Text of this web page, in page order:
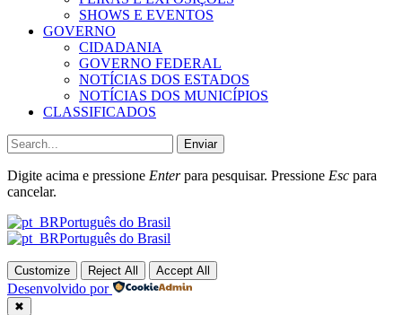
SHOWS E EVENTOS
GOVERNO
CIDADANIA
GOVERNO FEDERAL
NOTÍCIAS DOS ESTADOS
NOTÍCIAS DOS MUNICÍPIOS
CLASSIFICADOS
Enviar
Digite acima e pressione Enterpara pesquisar. Pressione Esc para
cancelar.
Português do Brasil
Português do Brasil
Customize Reject All Accept All
Desenvolvido por
✖